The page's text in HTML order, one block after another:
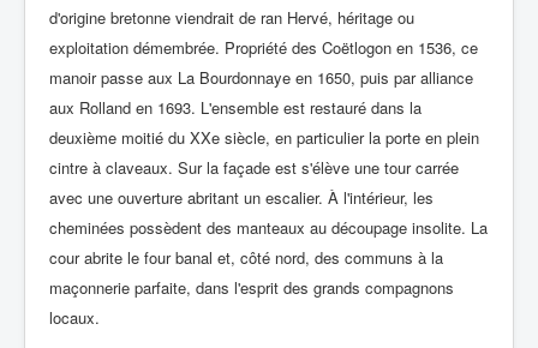
d'origine bretonne viendrait de ran Hervé, héritage ou
exploitation démembrée. Propriété des Coëtlogon en 1536, ce
manoir passe aux La Bourdonnaye en 1650, puis par alliance
aux Rolland en 1693. L'ensemble est restauré dans la
deuxième moitié du XXe siècle, en particulier la porte en plein
cintre à claveaux. Sur la façade est s'élève une tour carrée
avec une ouverture abritant un escalier. À l'intérieur, les
cheminées possèdent des manteaux au découpage insolite. La
cour abrite le four banal et, côté nord, des communs à la
maçonnerie parfaite, dans l'esprit des grands compagnons
locaux.